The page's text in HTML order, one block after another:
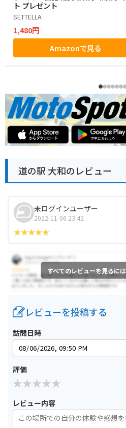
ト プレゼント
SETTELLA
1,480円
Amazonで見る
道の駅 大和のレビュー
未ログインユーザー
2022-11-06 23:42
すべてのレビューを見るには
レビューを投稿する
訪問日時
評価
レビュー内容